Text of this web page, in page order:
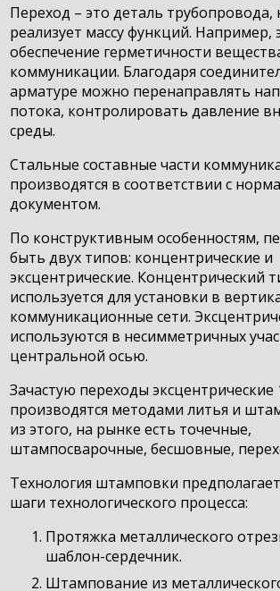
Переход – это деталь трубопровода,
реализует массу функций. Например,
обеспечение герметичности
коммуникации. Благодаря
арматуре можно перенаправлять
потока, контролировать давление
среды.
Стальные составные части
производятся в соответствии с
документом.
По конструктивным особенностям,
быть двух типов: концентрические и
эксцентрические. Концентрический
используется для установки в
коммуникационные сети.
используются в несимметричных
центральной осью.
Зачастую переходы
производятся методами литья и
из этого, на рынке есть точечные,
штампосварочные, бесшовные,
Технология штамповки
шаги технологического процесса:
Протяжка металлического
шаблон-сердечник.
Штампование из